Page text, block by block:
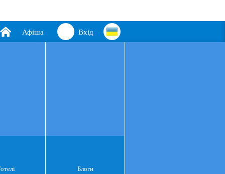
Вхід
Афіша
Блоги